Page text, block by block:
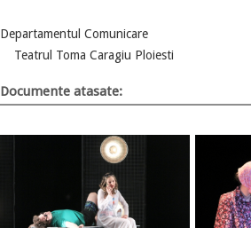
Teatrul Toma Caragiu Ploiesti
Documente atasate: